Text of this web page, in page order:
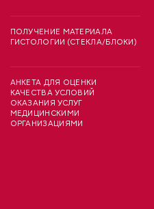
ПОЛУЧЕНИЕ МАТЕРИАЛА
ГИСТОЛОГИИ (СТЕКЛА/БЛОКИ)
АНКЕТА ДЛЯ ОЦЕНКИ
КАЧЕСТВА УСЛОВИЙ
ОКАЗАНИЯ УСЛУГ
МЕДИЦИНСКИМИ
ОРГАНИЗАЦИЯМИ